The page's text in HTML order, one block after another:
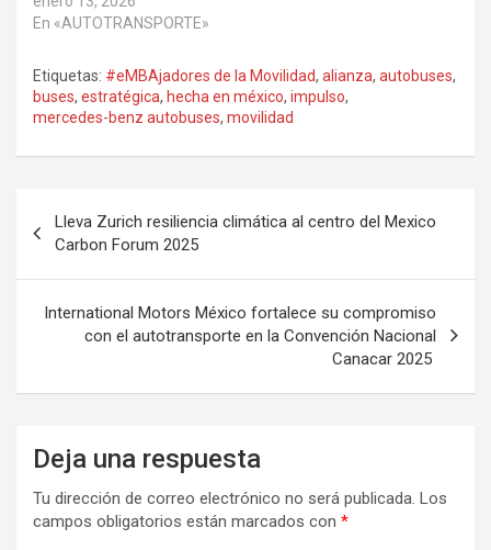
En «AUTOTRANSPORTE»
Etiquetas: #eMBAjadores de la Movilidad, alianza, autobuses,
buses, estratégica, hecha en méxico, impulso,
mercedes-benz autobuses, movilidad
de
entradas
Lleva Zurich resiliencia climática al centro del Mexico
Carbon Forum 2025
International Motors México fortalece su compromiso
con el autotransporte en la Convención Nacional
Canacar 2025
Deja una respuesta
Tu dirección de correo electrónico no será publicada. Los
campos obligatorios están marcados con *